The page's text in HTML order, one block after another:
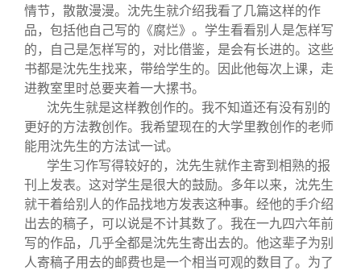
情节，散散漫漫。沈先生就介绍我看了几篇这样的作
品，包括他自己写的《腐烂》。学生看看别人是怎样写
的，自己是怎样写的，对比借鉴，是会有长进的。这些
书都是沈先生找来，带给学生的。因此他每次上课，走
进教室里时总要夹着一大摞书。
沈先生就是这样教创作的。我不知道还有没有别的
更好的方法教创作。我希望现在的大学里教创作的老师
能用沈先生的方法试一试。
学生习作写得较好的，沈先生就作主寄到相熟的报
刊上发表。这对学生是很大的鼓励。多年以来，沈先生
就干着给别人的作品找地方发表这种事。经他的手介绍
出去的稿子，可以说是不计其数了。我在一九四六年前
写的作品，几乎全都是沈先生寄出去的。他这辈子为别
人寄稿子用去的邮费也是一个相当可观的数目了。为了